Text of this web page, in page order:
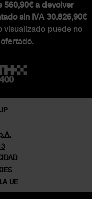
560,90€ a devolver
sin IVA 30.826,90€
visualizado puede no
UE